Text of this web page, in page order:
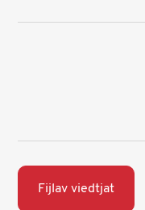
Fijlav viedtjat